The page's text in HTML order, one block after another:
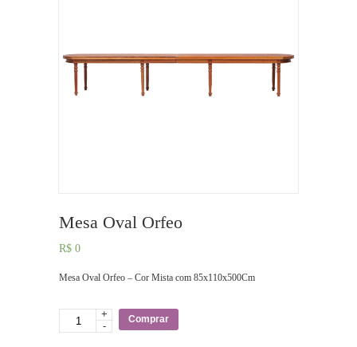
Mesa Oval Orfeo
R$ 0
Mesa Oval Orfeo – Cor Mista com 85x110x500Cm
Quantidade+
-
Comprar